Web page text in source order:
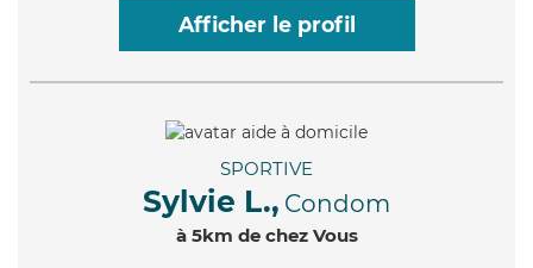
Afficher le profil
SPORTIVE
Sylvie L., Condom
à 5km de chez Vous